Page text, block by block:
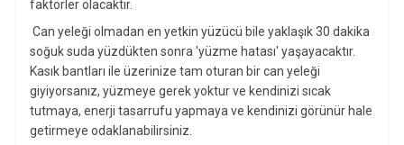
faktörler olacaktır.
Can yeleği olmadan en yetkin yüzücü bile yaklaşık 30 dakika
soğuk suda yüzdükten sonra 'yüzme hatası' yaşayacaktır.
Kasık bantları ile üzerinize tam oturan bir can yeleği
giyiyorsanız, yüzmeye gerek yoktur ve kendinizi sıcak
tutmaya, enerji tasarrufu yapmaya ve kendinizi görünür hale
getirmeye odaklanabilirsiniz.